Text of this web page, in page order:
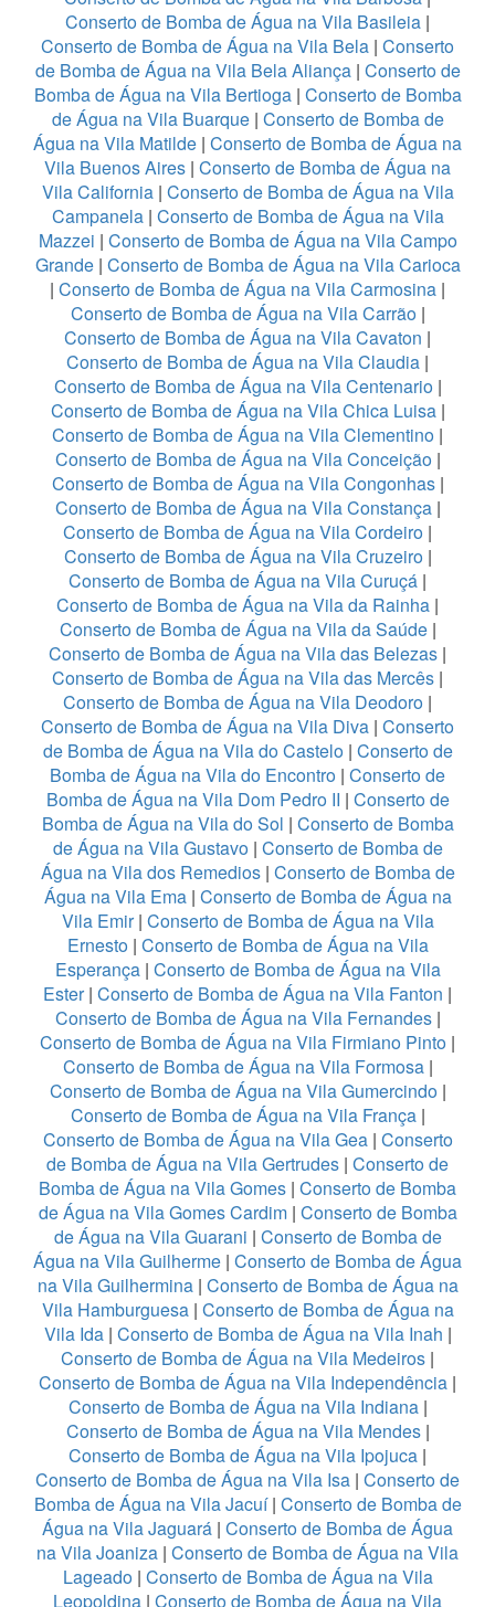
Conserto de Bomba de Água na Vila Basileia |
Conserto de Bomba de Água na Vila Bela | Conserto
de Bomba de Água na Vila Bela Aliança| Conserto de
Bomba de Água na Vila Bertioga| Conserto de Bomba
de Água na Vila Buarque| Conserto de Bomba de
Água na Vila Matilde | Conserto de Bomba de Água na
Vila Buenos Aires | Conserto de Bomba de Água na
Vila California| Conserto de Bomba de Água na Vila
Campanela| Conserto de Bomba de Água na Vila
Mazzei | Conserto de Bomba de Água na Vila Campo
Grande| Conserto de Bomba de Água na Vila Carioca
| Conserto de Bomba de Água na Vila Carmosina |
Conserto de Bomba de Água na Vila Carrão|
Conserto de Bomba de Água na Vila Cavaton |
Conserto de Bomba de Água na Vila Claudia |
Conserto de Bomba de Água na Vila Centenario|
Conserto de Bomba de Água na Vila Chica Luisa |
Conserto de Bomba de Água na Vila Clementino |
Conserto de Bomba de Água na Vila Conceição|
Conserto de Bomba de Água na Vila Congonhas|
Conserto de Bomba de Água na Vila Constança|
Conserto de Bomba de Água na Vila Cordeiro |
Conserto de Bomba de Água na Vila Cruzeiro |
Conserto de Bomba de Água na Vila Curuçá |
Conserto de Bomba de Água na Vila da Rainha |
Conserto de Bomba de Água na Vila da Saúde|
Conserto de Bomba de Água na Vila das Belezas |
Conserto de Bomba de Água na Vila das Mercês |
Conserto de Bomba de Água na Vila Deodoro |
Conserto de Bomba de Água na Vila Diva | Conserto
de Bomba de Água na Vila do Castelo| Conserto de
Bomba de Água na Vila do Encontro | Conserto de
Bomba de Água na Vila Dom Pedro II | Conserto de
Bomba de Água na Vila do Sol | Conserto de Bomba
de Água na Vila Gustavo| Conserto de Bomba de
Água na Vila dos Remedios| Conserto de Bomba de
Água na Vila Ema| Conserto de Bomba de Água na
Vila Emir| Conserto de Bomba de Água na Vila
Ernesto| Conserto de Bomba de Água na Vila
Esperança| Conserto de Bomba de Água na Vila
Ester| Conserto de Bomba de Água na Vila Fanton |
Conserto de Bomba de Água na Vila Fernandes|
Conserto de Bomba de Água na Vila Firmiano Pinto |
Conserto de Bomba de Água na Vila Formosa|
Conserto de Bomba de Água na Vila Gumercindo|
Conserto de Bomba de Água na Vila França|
Conserto de Bomba de Água na Vila Gea| Conserto
de Bomba de Água na Vila Gertrudes | Conserto de
Bomba de Água na Vila Gomes | Conserto de Bomba
de Água na Vila Gomes Cardim| Conserto de Bomba
de Água na Vila Guarani | Conserto de Bomba de
Água na Vila Guilherme | Conserto de Bomba de Água
na Vila Guilhermina| Conserto de Bomba de Água na
Vila Hamburguesa| Conserto de Bomba de Água na
Vila Ida| Conserto de Bomba de Água na Vila Inah |
Conserto de Bomba de Água na Vila Medeiros |
Conserto de Bomba de Água na Vila Independência |
Conserto de Bomba de Água na Vila Indiana|
Conserto de Bomba de Água na Vila Mendes|
Conserto de Bomba de Água na Vila Ipojuca |
Conserto de Bomba de Água na Vila Isa | Conserto de
Bomba de Água na Vila Jacuí| Conserto de Bomba de
Água na Vila Jaguará | Conserto de Bomba de Água
na Vila Joaniza | Conserto de Bomba de Água na Vila
Lageado| Conserto de Bomba de Água na Vila
Leopoldina | Conserto de Bomba de Água na Vila